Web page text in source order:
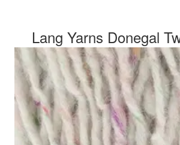
Lang Yarns Donegal